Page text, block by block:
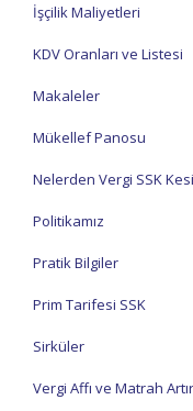
İşçilik Maliyetleri
KDV Oranları ve Listesi
Makaleler
Mükellef Panosu
Nelerden Vergi SSK
Politikamız
Pratik Bilgiler
Prim Tarifesi SSK
Sirküler
Vergi Affı ve Matrah